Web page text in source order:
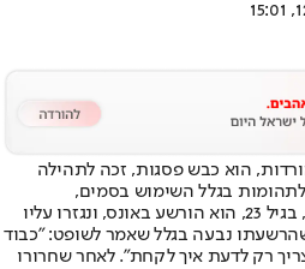
הוא כבש פסגות, זכה לתהילה
בגלל השימוש בסמים,
והסתבכות בפלילים. בשנת 1978, בגיל 23, הוא הורשע באונס, ונגזרו עליו
נבעה בגלל שאמר לשופט: "כבוד
רק לדעת איך לקחת". לאחר שחרורו